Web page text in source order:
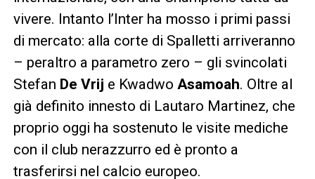
vivere. Intanto l’Inter ha mosso i primi passi
di mercato: alla corte di Spalletti arriveranno
– peraltro a parametro zero – gli svincolati
Stefan De Vrij e Kwadwo Asamoah. Oltre al
già definito innesto di Lautaro Martinez, che
proprio oggi ha sostenuto le visite mediche
con il club nerazzurro ed è pronto a
trasferirsi nel calcio europeo.